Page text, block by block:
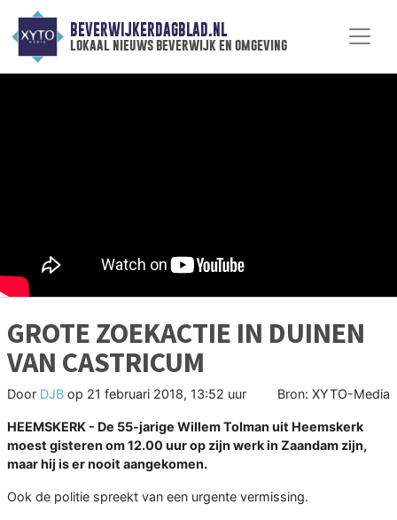
BEVERWIJKERDAGBLAD.NL
lokaal nieuws beverwijk en omgeving
GROTE ZOEKACTIE IN DUINEN
VAN CASTRICUM
Door DJB op 21 februari 2018, 13:52 uur Bron: XYTO-Media
HEEMSKERK - De 55-jarige Willem Tolman uit Heemskerk
moest gisteren om 12.00 uur op zijn werk in Zaandam zijn,
maar hij is er nooit aangekomen.
Ook de politie spreekt van een urgente vermissing.